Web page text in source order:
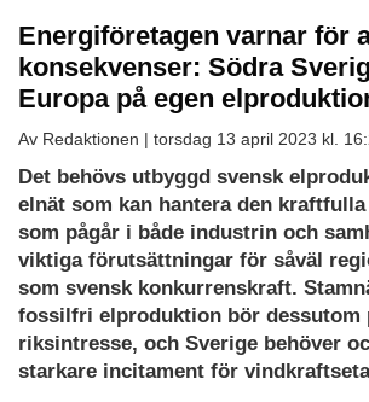
Energiföretagen varnar för
konsekvenser: Södra
Europa på egen
Av Redaktionen | torsdag 13 april 2023 kl.
Ladda
ned
som
PDF
Det behövs utbyggd svensk
elnät som kan hantera den
som pågår i både industrin och
viktiga förutsättningar för såväl
som svensk konkurrenskraft.
fossilfri elproduktion bör dessutom
riksintresse, och Sverige behöver
starkare incitament för